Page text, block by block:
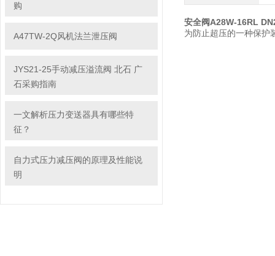
购
A47TW-2Q风机法兰泄压阀
JYS21-25手动减压溢流阀 北石 广
石采购指南
一文解析压力变送器具有哪些特
征？
自力式压力减压阀的原理及性能说
明
安全阀A28W-16RL
为防止超压的一种保护